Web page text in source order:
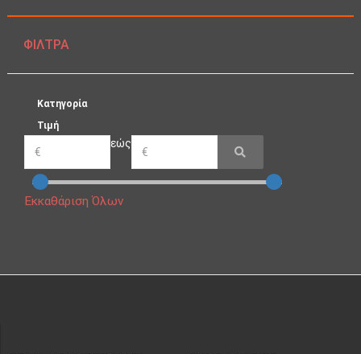
ΦΊΛΤΡΑ
Κατηγορία
Τιμή
εώς
Εκκαθάριση Όλων